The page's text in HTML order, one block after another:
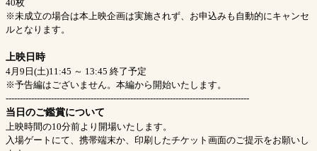
40枚
※未成立の場合は本上映企画は実施されず、お申込みも自動的にキャンセ
ルとなります。
上映日時
4月9日(土)11:45 ～ 13:45 終了予定
※予告編はございません。本編から開始いたします。
--------------------------------------------------------------------------------------
当日のご鑑賞について
上映時間の10分前より開場いたします。
入場ゲートにて、携帯端末か、印刷したチケット画面のご提示をお願いし